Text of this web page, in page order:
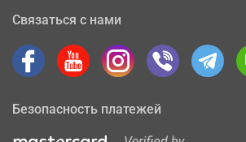
Связаться с нами
Безопасность платежей